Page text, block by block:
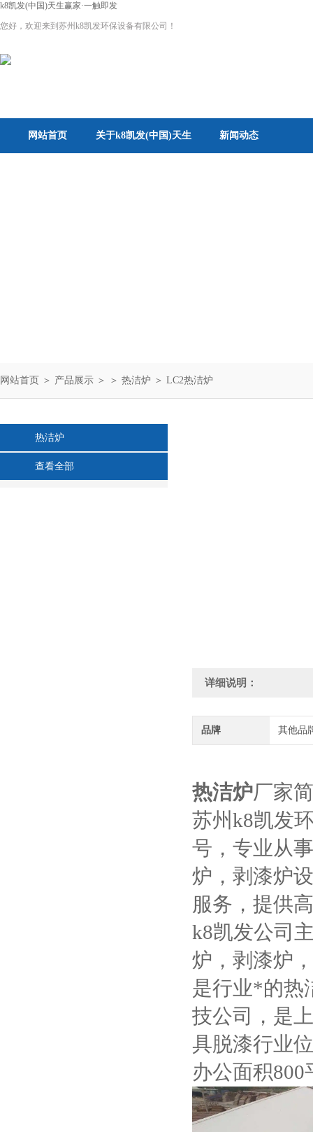
k8凯发(中国)天生赢家·一触即发
您好，欢迎来到苏州k8凯发环保设备有限公司！
网站首页 关于k8凯发(中国)天生 新闻动态
网站首页 ＞ 产品展示 ＞ ＞ 热洁炉 ＞ LC2热洁炉
热洁炉
查看全部
详细说明：
品牌 其他品
热洁炉厂家
苏州k8凯发
号，专业从
炉，剥漆炉
服务，提供
k8凯发公司
炉，剥漆炉
是行业*的热
技公司，是
具脱漆行业
办公面积800